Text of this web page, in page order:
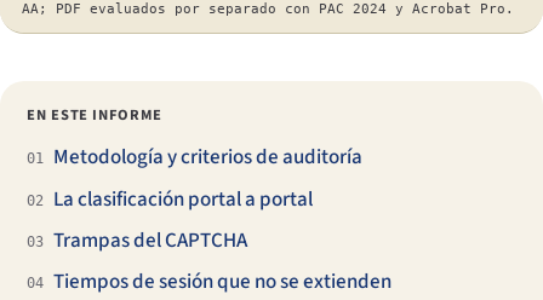
AA; PDF evaluados por separado con PAC 2024 y Acrobat Pro.
EN ESTE INFORME
01 Metodología y criterios de auditoría
02 La clasificación portal a portal
03 Trampas del CAPTCHA
04 Tiempos de sesión que no se extienden